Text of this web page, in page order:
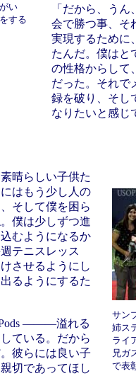
い
する
「だから、う
会で勝つ事、そ
実現するために
たんだ。僕はと
の性格からして
だった。それで
録を破り、そし
なりたいと感じ
晴らしい子供た
はもう少し人の
そして僕を困ら
僕は少しずつ進
むようになるか
テニスレッス
させるようにし
るようにするた
iPods ―――溢れる
ている。だから
彼らには良い子
切であってほし
サン
姉ス
ライ
兄ガ
で表